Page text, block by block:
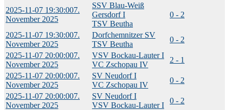
2025-11-07 19:30:007.
November 2025
SSV Blau-Weiß
Gersdorf I
TSV Beutha
0 - 2
2025-11-07 19:30:007.
November 2025
Dorfchemnitzer SV
TSV Beutha
0 - 2
2025-11-07 20:00:007.
November 2025
VSV Bockau-Lauter I
VC Zschopau IV
2 - 1
2025-11-07 20:00:007.
November 2025
SV Neudorf I
VC Zschopau IV
0 - 2
2025-11-07 20:00:007.
November 2025
SV Neudorf I
VSV Bockau-Lauter I
0 - 2